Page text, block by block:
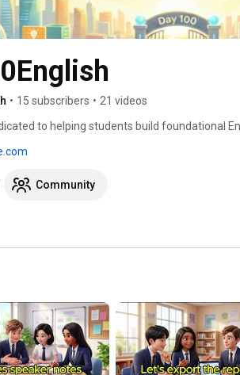
• 15 subscribers • 21 videos
to helping students build foundational
Community